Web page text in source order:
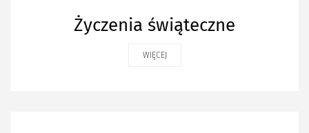
Życzenia świąteczne
WIĘCEJ